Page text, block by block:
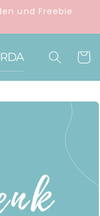
und Freebie